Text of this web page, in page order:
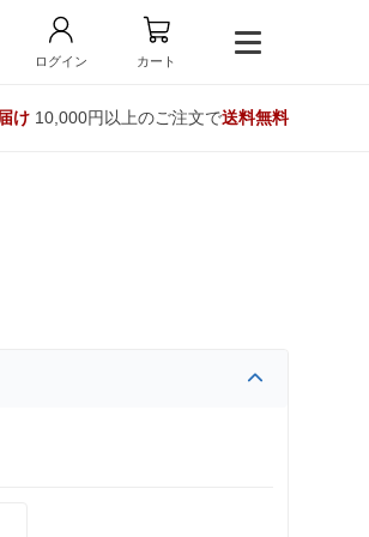
ログイン カート
け10,000円以上のご注文で送料無料